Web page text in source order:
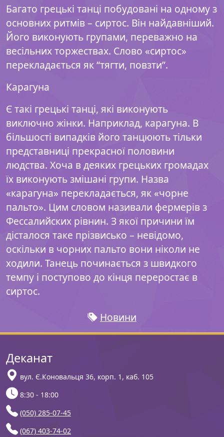
Багато грецькі танці побудовані на одному з
основних ритмів – сиртос. Він найдавніший.
Його виконують групами, переважно на
весільних торжествах. Слово «сиртос»
перекладається як “тягти, повзти”.
Карагуна
Є такі грецькі танці, які виконують
виключно жінки. Наприклад, карагуна. В
більшості випадків його танцюють тільки
представниці прекрасної половини
людства. Хоча в деяких грецьких громадах
їх виконують змішані групи. Назва
«карагуна» перекладається, як «чорне
пальто». Цим словом називали фермерів з
Фессалийских рівнин. З якої причини їм
дісталося таке прізвисько – невідомо,
оскільки в чорних пальто вони ніколи не
ходили. Танець починається з швидкого
темпу і поступово до кінця переростає в
сиртос.
Новини
Деканат
вул. Є.Коновальця 36, корп. 1, каб. 105
8:30 - 18:00
(050) 285-07-45
(067) 403-74-02